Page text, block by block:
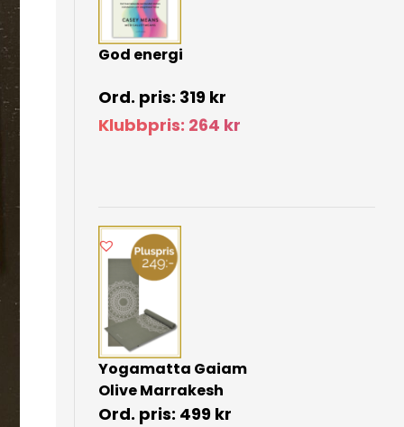
God energi
319 kr
Klubbpris: 264 kr
Yogamatta Gaiam
Olive Marrakesh
499 kr